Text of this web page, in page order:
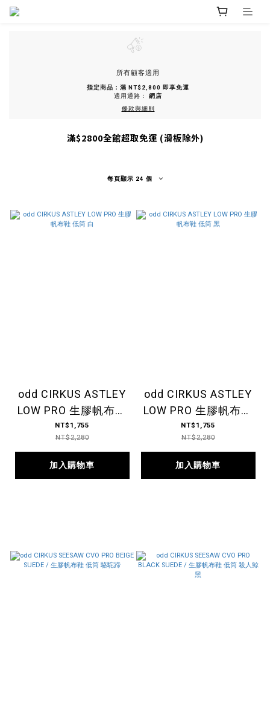
所有顧客適用
指定商品：滿 NT$2,800 即享免運
適用通路： 網店
條款與細則
滿$2800全館超取免運 (滑板除外)
每頁顯示 24 個
odd CIRKUS ASTLEY
LOW PRO 生膠帆布鞋
低筒 白
NT$1,755
NT$2,280
加入購物車
odd CIRKUS ASTLEY
LOW PRO 生膠帆布鞋
低筒 黑
NT$1,755
NT$2,280
加入購物車